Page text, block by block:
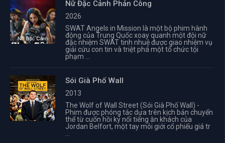
Nữ Đặc Cảnh Phản Công
2026
SWAT Angels in Mission là một bộ phim hành
động của Trung Quốc xoay quanh một đội nữ
đặc nhiệm SWAT tinh nhuệ được giao nhiệm vụ
giải cứu con tin và triệt phá một tổ chức tội
phạm ...
Sói Già Phố Wall
2013
The Wolf of Wall Street (Sói Già Phố Wall) -
Phim được phóng tác dựa trên kịch bản chuyển
thể từ cuốn hồi ký nổi tiếng ăn khách của
Jordan Belfort, một tay môi giới cổ phiếu giá tr